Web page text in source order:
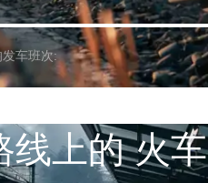
发车班次:
线上的 火车